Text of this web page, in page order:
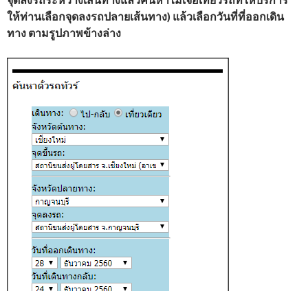
ให้ท่านเลือกจุดลงรถปลายเส้นทาง) แล้วเลือกวันที่ที่ออกเดิน
ทาง ตามรูปภาพข้างล่าง